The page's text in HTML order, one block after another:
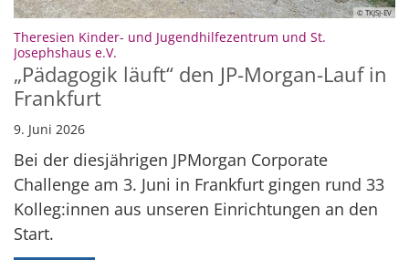
© TKJSJ-EV
Theresien Kinder- und Jugendhilfezentrum und St.
Josephshaus e.V.
„Pädagogik läuft“ den JP-Morgan-Lauf in
Frankfurt
9. Juni 2026
Bei der diesjährigen JPMorgan Corporate
Challenge am 3. Juni in Frankfurt gingen rund 33
Kolleg:innen aus unseren Einrichtungen an den
Start.